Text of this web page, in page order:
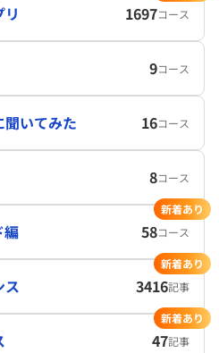
1697コース
9コース
聞いてみた 16コース
8コース
編 58コース
新着あり
ス 3416記事
新着あり
47記事
新着あり